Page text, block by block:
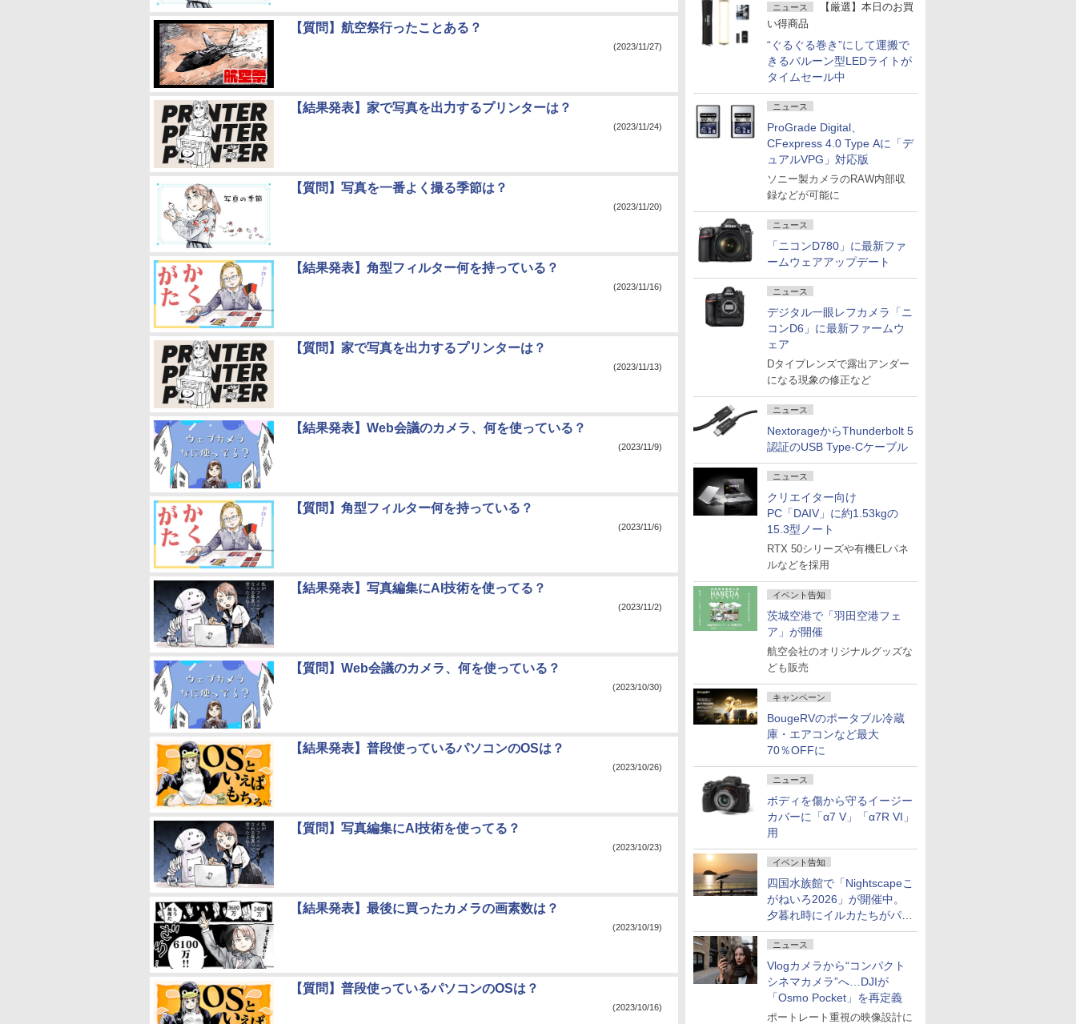
ニュース
【厳選】本日のお買
い得商品
“ぐるぐる巻き”にして運搬で
きるバルーン型LEDライトが
タイムセール中
ニュース
ProGrade Digital、
CFexpress 4.0 Type Aに「デ
ュアルVPG」対応版
ソニー製カメラのRAW内部収
録などが可能に
ニュース
「ニコンD780」に最新ファ
ームウェアアップデート
ニュース
デジタル一眼レフカメラ「ニ
コンD6」に最新ファームウ
ェア
Dタイプレンズで露出アンダー
になる現象の修正など
ニュース
NextorageからThunderbolt 5
認証のUSB Type-Cケーブル
ニュース
クリエイター向け
PC「DAIV」に約1.53kgの
15.3型ノート
RTX 50シリーズや有機ELパネ
ルなどを採用
イベント告知
茨城空港で「羽田空港フェ
ア」が開催
航空会社のオリジナルグッズな
ども販売
キャンペーン
BougeRVのポータブル冷蔵
庫・エアコンなど最大
70％OFFに
ニュース
ボディを傷から守るイージー
カバーに「α7 V」「α7R VI」
用
イベント告知
四国水族館で「Nightscapeこ
がねいろ2026」が開催中。
夕暮れ時にイルカたちがパフ
ォーマンスを繰り広げる
ニュース
Vlogカメラから“コンパクト
シネマカメラ”へ…DJIが
「Osmo Pocket」を再定義
ポートレート重視の映像設計に
【質問】航空祭行ったことある？
(2023/11/27)
【結果発表】家で写真を出力するプリンターは？
(2023/11/24)
【質問】写真を一番よく撮る季節は？
(2023/11/20)
【結果発表】角型フィルター何を持っている？
(2023/11/16)
【質問】家で写真を出力するプリンターは？
(2023/11/13)
【結果発表】Web会議のカメラ、何を使っている？
(2023/11/9)
【質問】角型フィルター何を持っている？
(2023/11/6)
【結果発表】写真編集にAI技術を使ってる？
(2023/11/2)
【質問】Web会議のカメラ、何を使っている？
(2023/10/30)
【結果発表】普段使っているパソコンのOSは？
(2023/10/26)
【質問】写真編集にAI技術を使ってる？
(2023/10/23)
【結果発表】最後に買ったカメラの画素数は？
(2023/10/19)
【質問】普段使っているパソコンのOSは？
(2023/10/16)